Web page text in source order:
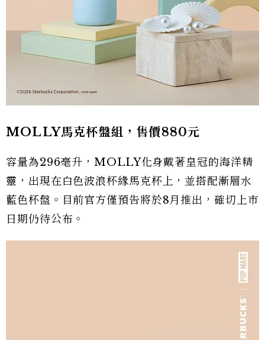
MOLLY馬克杯盤組，售價880元
容量為296毫升，MOLLY化身戴著皇冠的海洋精
靈，出現在白色波浪杯緣馬克杯上，並搭配漸層水
藍色杯盤。目前官方僅預告將於8月推出，確切上市
日期仍待公布。